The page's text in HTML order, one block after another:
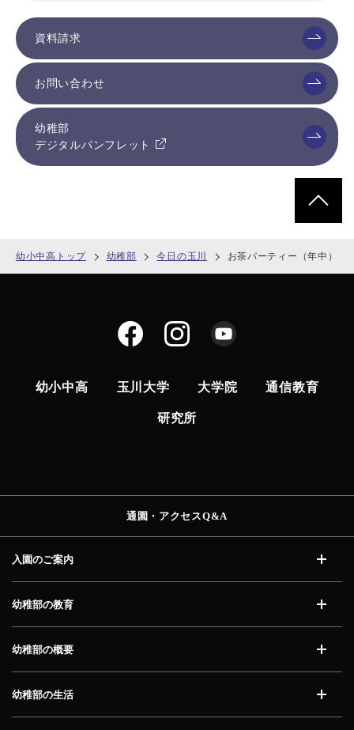
幼小中高トップ 幼稚部 今日の玉川 お茶パーティー（年中）
資料請求
お問い合わせ
幼稚部
デジタルパンフレット
幼小中高 玉川大学 大学院 通信教育
研究所
通園・アクセスQ&A
入園のご案内
幼稚部の教育
幼稚部の概要
幼稚部の生活